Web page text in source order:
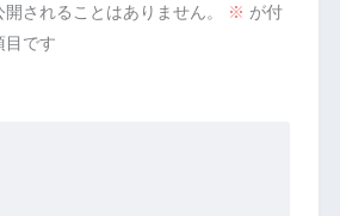
されることはありません。 ※ が付
目です